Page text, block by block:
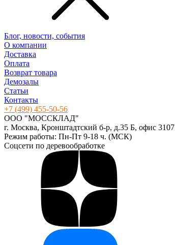
Блог, новости, события
О компании
Доставка
Оплата
Возврат товара
Демозалы
Статьи
Контакты
+7 (499) 455-50-56
ООО "МОССКЛАД"
г. Москва, Кронштадтский б-р, д.35 Б, офис 3107
Режим работы: Пн-Пт 9-18 ч. (МСК)
Соцсети по деревообработке